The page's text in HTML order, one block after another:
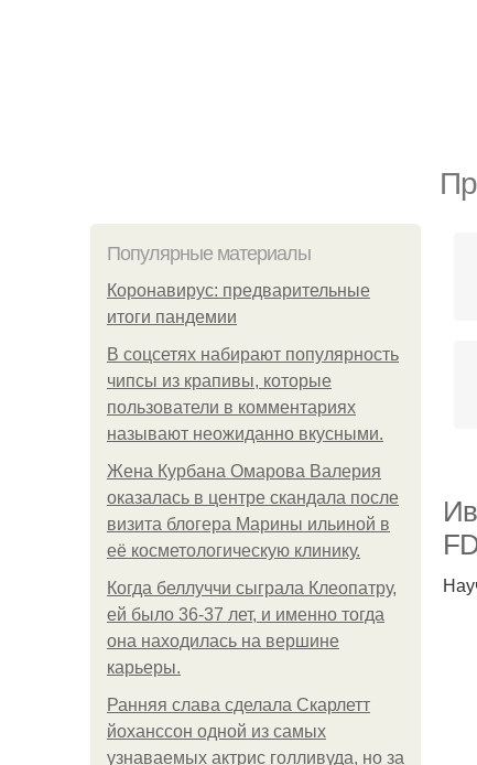
Популярные материалы
Коронавирус: предварительные
итоги пандемии
В соцсетях набирают популярность
чипсы из крапивы, которые
пользователи в комментариях
называют неожиданно вкусными.
Жена Курбана Омарова Валерия
оказалась в центре скандала после
визита блогера Марины ильиной в
её косметологическую клинику.
Когда беллуччи сыграла Клеопатру,
ей было 36-37 лет, и именно тогда
она находилась на вершине
карьеры.
Ранняя слава сделала Скарлетт
йоханссон одной из самых
узнаваемых актрис голливуда, но за